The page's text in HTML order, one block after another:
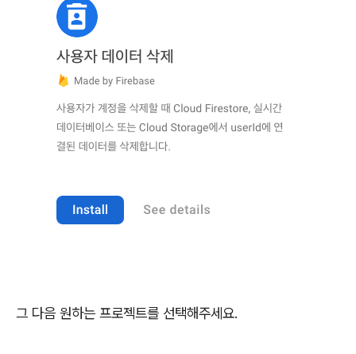
그 다음 원하는 프로젝트를 선택해주세요.